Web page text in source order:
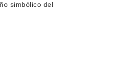
simbólico del